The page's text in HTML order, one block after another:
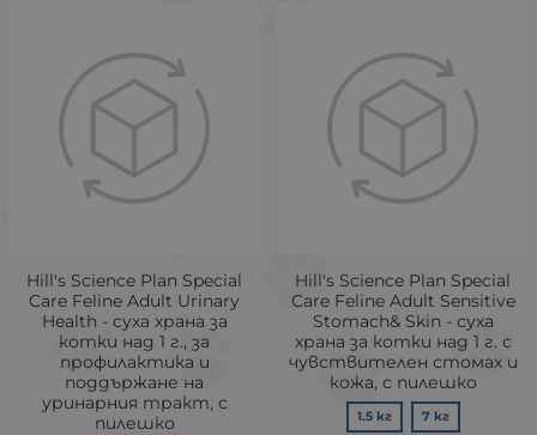
Hill's Science Plan Special
Care Feline Adult Urinary
Health - суха храна за
котки над 1 г., за
профилактика и
поддържане на
уринарния тракт, с
пилешко
Hill's Science Plan Special
Care Feline Adult Sensitive
Stomach& Skin - суха
храна за котки над 1 г. с
чувствителен стомах и
кожа, с пилешко
1.5 кг 7 кг